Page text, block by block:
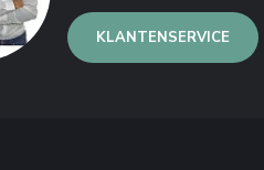
KLANTENSERVICE